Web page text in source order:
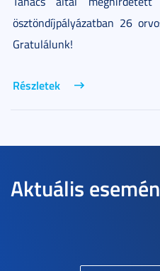
ösztöndíjpályázatban 26
Gratulálunk!
Részletek
Aktuális